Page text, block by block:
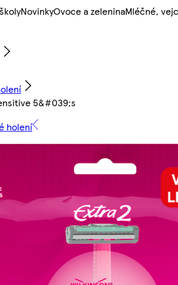
NovinkyOvoce a zeleninaMléčné,
5&#039;s
holení